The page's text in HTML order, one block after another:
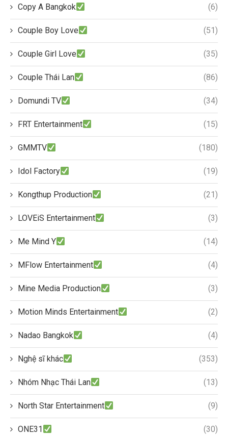
Copy A Bangkok (6)
Couple Boy Love (51)
Couple Girl Love (35)
Couple Thái Lan (86)
Domundi TV (34)
FRT Entertainment (15)
GMMTV (180)
Idol Factory (19)
Kongthup Production (21)
LOVEiS Entertainment (3)
Me Mind Y (14)
MFlow Entertainment (4)
Mine Media Production (3)
Motion Minds Entertainment (2)
Nadao Bangkok (4)
Nghệ sĩ khác (353)
Nhóm Nhạc Thái Lan (13)
North Star Entertainment (9)
ONE31 (30)